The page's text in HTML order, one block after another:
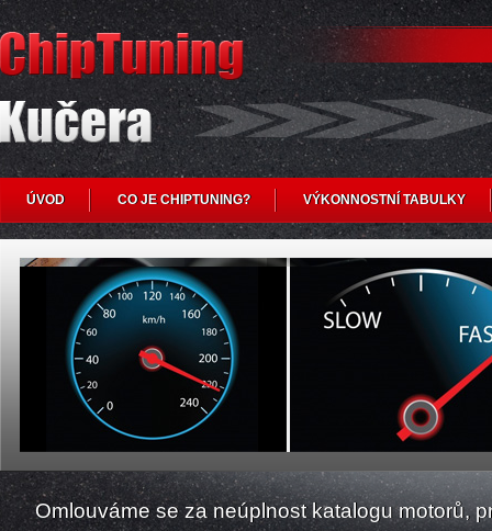
ÚVOD CO JE CHIPTUNING? VÝKONNOSTNÍ TABULKY
Omlouváme se za neúplnost katalogu motorů,